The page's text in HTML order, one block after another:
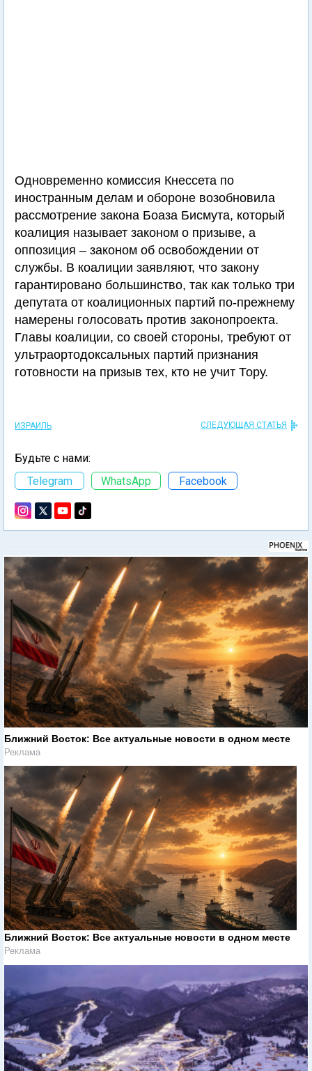
Одновременно комиссия Кнессета по
иностранным делам и обороне возобновила
рассмотрение закона Боаза Бисмута, который
коалиция называет законом о призыве, а
оппозиция – законом об освобождении от
службы. В коалиции заявляют, что закону
гарантировано большинство, так как только три
депутата от коалиционных партий по-прежнему
намерены голосовать против законопроекта.
Главы коалиции, со своей стороны, требуют от
ультраортодоксальных партий признания
готовности на призыв тех, кто не учит Тору.
ИЗРАИЛЬ СЛЕДУЮЩАЯ СТАТЬЯ
Будьте с нами:
Telegram
WhatsApp Facebook
Ближний Восток: Все актуальные новости в одном месте
Реклама
Ближний Восток: Все актуальные новости в одном месте
Реклама